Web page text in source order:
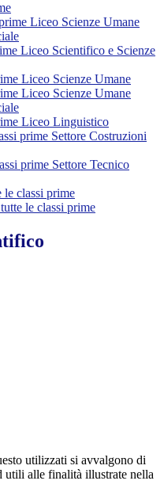
Liceo Scienze Umane
Liceo Scientifico e Scienze
Liceo Scienze Umane
Liceo Scienze Umane
Liceo Linguistico
prime Settore Costruzioni
prime Settore Tecnico
le classi prime
le classi prime
utilizzati si avvalgono di
utili alle finalità illustrate nella